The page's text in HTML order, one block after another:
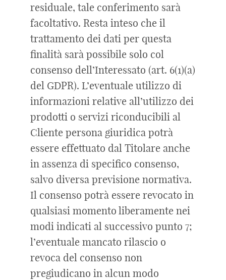
residuale, tale conferimento sarà
facoltativo. Resta inteso che il
trattamento dei dati per questa
finalità sarà possibile solo col
consenso dell’Interessato (art. 6(1)(a)
del GDPR). L’eventuale utilizzo di
informazioni relative all’utilizzo dei
prodotti o servizi riconducibili al
Cliente persona giuridica potrà
essere effettuato dal Titolare anche
in assenza di specifico consenso,
salvo diversa previsione normativa.
Il consenso potrà essere revocato in
qualsiasi momento liberamente nei
modi indicati al successivo punto 7;
l’eventuale mancato rilascio o
revoca del consenso non
pregiudicano in alcun modo